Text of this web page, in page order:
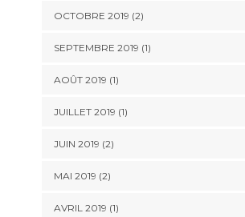
OCTOBRE 2019 (2)
SEPTEMBRE 2019 (1)
AOÛT 2019 (1)
JUILLET 2019 (1)
JUIN 2019 (2)
MAI 2019 (2)
AVRIL 2019 (1)